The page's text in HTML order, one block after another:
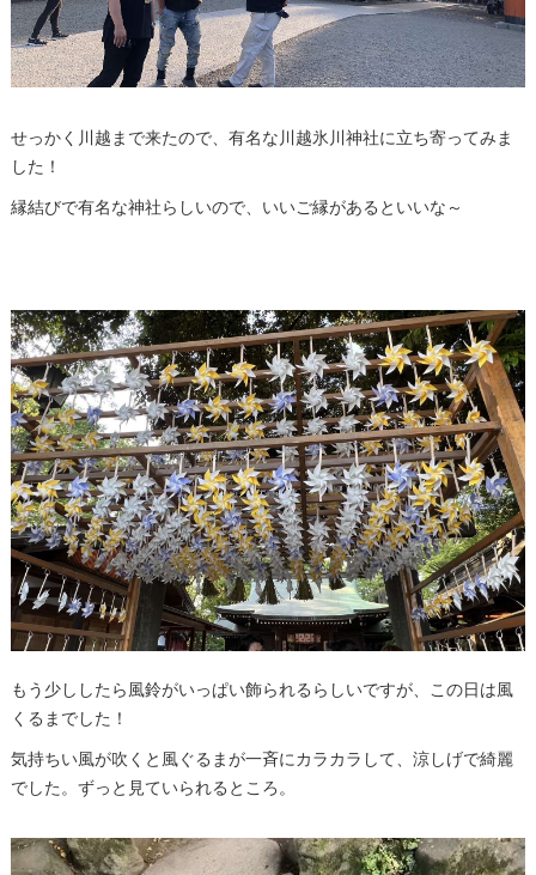
せっかく川越まで来たので、有名な川越氷川神社に立ち寄ってみま
した！
縁結びで有名な神社らしいので、いいご縁があるといいな～
もう少ししたら風鈴がいっぱい飾られるらしいですが、この日は風
くるまでした！
気持ちい風が吹くと風ぐるまが一斉にカラカラして、涼しげで綺麗
でした。ずっと見ていられるところ。